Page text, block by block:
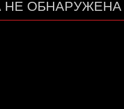
НЕ ОБНАРУЖЕНА